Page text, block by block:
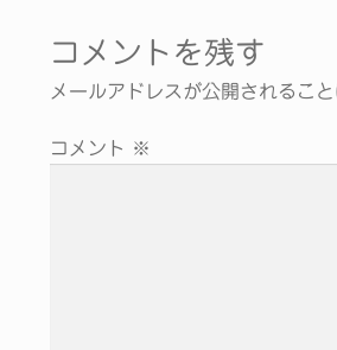
コメントを残す
メールアドレスが公開されること
コメント ※